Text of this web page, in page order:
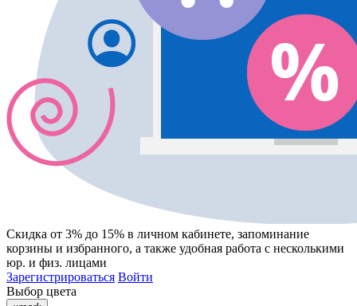
Скидка от 3% до 15% в личном кабинете, запоминание
корзины и избранного, а также удобная работа с несколькими
юр. и физ. лицами
Зарегистрироваться Войти
Выбор цвета